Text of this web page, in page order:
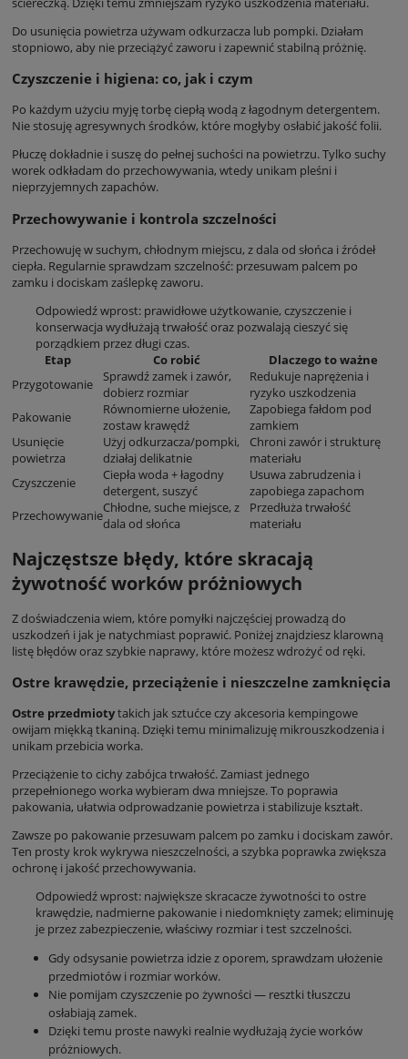
Do usunięcia powietrza używam odkurzacza lub pompki. Działam
stopniowo, aby nie przeciążyć zaworu i zapewnić stabilną próżnię.
Czyszczenie i higiena: co, jak i czym
Po każdym użyciu myję torbę ciepłą wodą z łagodnym detergentem.
Nie stosuję agresywnych środków, które mogłyby osłabić jakość folii.
Płuczę dokładnie i suszę do pełnej suchości na powietrzu. Tylko suchy
worek odkładam do przechowywania, wtedy unikam pleśni i
nieprzyjemnych zapachów.
Przechowywanie i kontrola szczelności
Przechowuję w suchym, chłodnym miejscu, z dala od słońca i źródeł
ciepła. Regularnie sprawdzam szczelność: przesuwam palcem po
zamku i dociskam zaślepkę zaworu.
Odpowiedź wprost: prawidłowe użytkowanie, czyszczenie i
konserwacja wydłużają trwałość oraz pozwalają cieszyć się
porządkiem przez długi czas.
Etap
Co robić
Dlaczego to ważne
Przygotowanie
Sprawdź zamek i zawór,
dobierz rozmiar
Redukuje naprężenia i
ryzyko uszkodzenia
Pakowanie
Równomierne ułożenie,
zostaw krawędź
Zapobiega fałdom pod
zamkiem
Usunięcie
powietrza
Użyj odkurzacza/pompki,
działaj delikatnie
Chroni zawór i strukturę
materiału
Czyszczenie
Ciepła woda + łagodny
detergent, suszyć
Usuwa zabrudzenia i
zapobiega zapachom
PrzechowywanieChłodne, suche miejsce, z
dala od słońca
Przedłuża trwałość
materiału
Najczęstsze błędy, które skracają
żywotność worków próżniowych
Z doświadczenia wiem, które pomyłki najczęściej prowadzą do
uszkodzeń i jak je natychmiast poprawić. Poniżej znajdziesz klarowną
listę błędów oraz szybkie naprawy, które możesz wdrożyć od ręki.
Ostre krawędzie, przeciążenie i nieszczelne zamknięcia
Ostre przedmiotytakich jak sztućce czy akcesoria kempingowe
owijam miękką tkaniną. Dzięki temu minimalizuję mikrouszkodzenia i
unikam przebicia worka.
Przeciążenie to cichy zabójca trwałość. Zamiast jednego
przepełnionego worka wybieram dwa mniejsze. To poprawia
pakowania, ułatwia odprowadzanie powietrza i stabilizuje kształt.
Zawsze po pakowanie przesuwam palcem po zamku i dociskam zawór.
Ten prosty krok wykrywa nieszczelności, a szybka poprawka zwiększa
ochronę i jakość przechowywania.
Odpowiedź wprost: największe skracacze żywotności to ostre
krawędzie, nadmierne pakowanie i niedomknięty zamek; eliminuję
je przez zabezpieczenie, właściwy rozmiar i test szczelności.
Gdy odsysanie powietrza idzie z oporem, sprawdzam ułożenie
przedmiotów i rozmiar worków.
Nie pomijam czyszczenie po żywności — resztki tłuszczu
osłabiają zamek.
Dzięki temu proste nawyki realnie wydłużają życie worków
próżniowych.